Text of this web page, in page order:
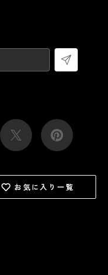
お気に入り一覧